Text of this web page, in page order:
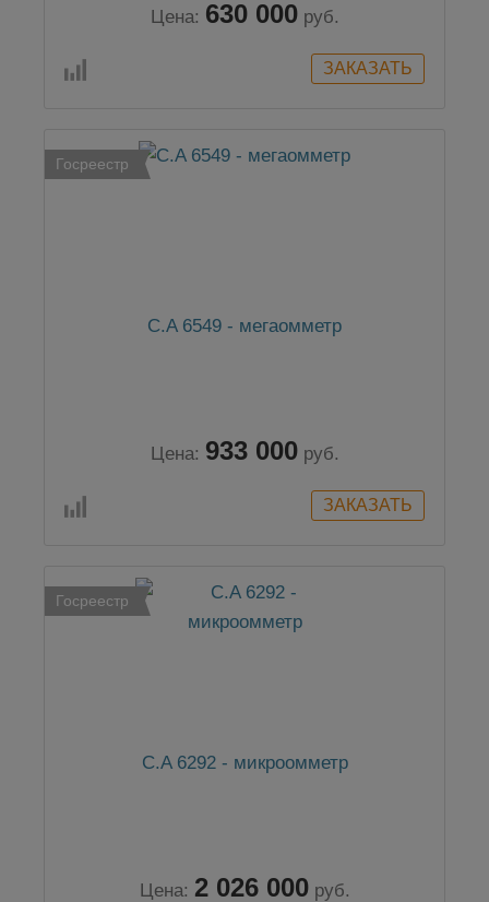
Цена: 630 000 руб.
Госреестр
C.A 6549 - мегаомметр
Цена: 933 000 руб.
Госреестр
C.A 6292 - микроомметр
Цена: 2 026 000 руб.